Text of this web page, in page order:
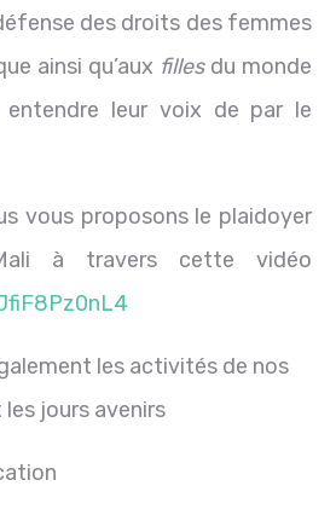
des droits des femmes
ainsi qu’aux fillesdu monde
leur voix de par le
vous proposons le plaidoyer
à travers cette vidéo
les activités de nos
jours avenirs